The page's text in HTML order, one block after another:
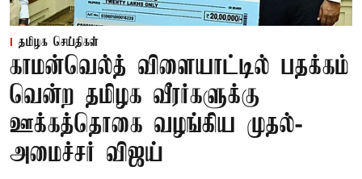
தமிழக செய்திகள்
காமன்வெல்த் விளையாட்டில் பதக்கம்
வென்ற தமிழக வீரர்களுக்கு
ஊக்கத்தொகை வழங்கிய முதல்-
அமைச்சர் விஜய்